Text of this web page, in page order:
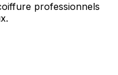
professionnels